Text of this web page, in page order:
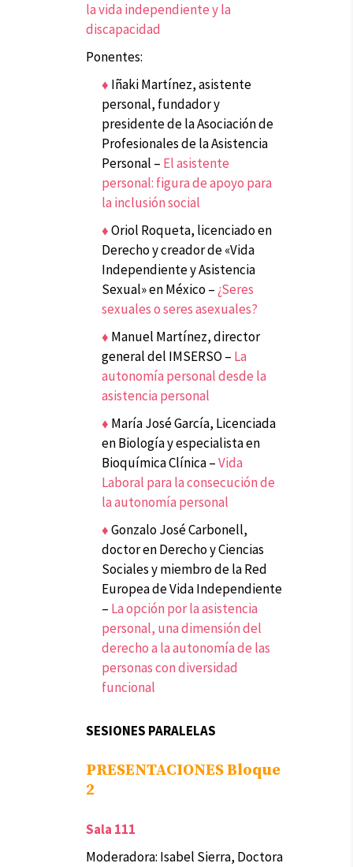
la vida independiente y la
discapacidad
Ponentes:
♦ Iñaki Martínez, asistente
personal, fundador y
presidente de la Asociación de
Profesionales de la Asistencia
Personal – El asistente
personal: figura de apoyo para
la inclusión social
♦Oriol Roqueta, licenciado en
Derecho y creador de «Vida
Independiente y Asistencia
Sexual» en México – ¿Seres
sexuales o seres asexuales?
♦ Manuel Martínez, director
general del IMSERSO – La
autonomía personal desde la
asistencia personal
♦ María José García, Licenciada
en Biología y especialista en
Bioquímica Clínica –Vida
Laboral para la consecución de
la autonomía personal
♦Gonzalo José Carbonell,
doctor en Derecho y Ciencias
Sociales y miembro de la Red
Europea de Vida Independiente
– La opción por la asistencia
personal, una dimensión del
derecho a la autonomía de las
personas con diversidad
funcional
SESIONES PARALELAS
PRESENTACIONES Bloque
2
Sala 111
Moderadora: Isabel Sierra, Doctora